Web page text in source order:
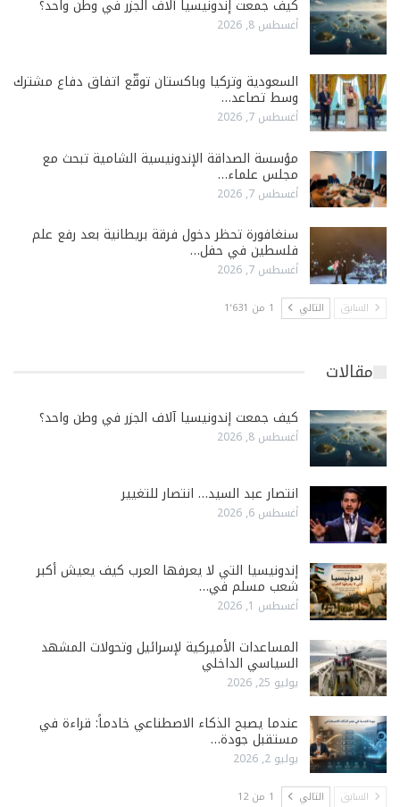
كيف جمعت إندونيسيا آلاف الجزر في وطن واحد؟
أغسطس 8, 2026
السعودية وتركيا وباكستان توقّع اتفاق دفاع مشترك
وسط تصاعد…
أغسطس 7, 2026
مؤسسة الصداقة الإندونيسية الشامية تبحث مع
مجلس علماء…
أغسطس 7, 2026
سنغافورة تحظر دخول فرقة بريطانية بعد رفع علم
فلسطين في حفل…
أغسطس 7, 2026
السابق التالي 1 من 1٬631
مقالات
كيف جمعت إندونيسيا آلاف الجزر في وطن واحد؟
أغسطس 8, 2026
انتصار عبد السيد… انتصار للتغيير
أغسطس 6, 2026
إندونيسيا التي لا يعرفها العرب كيف يعيش أكبر
شعب مسلم في…
أغسطس 1, 2026
المساعدات الأميركية لإسرائيل وتحولات المشهد
السياسي الداخلي
يوليو 25, 2026
عندما يصبح الذكاء الاصطناعي خادماً: قراءة في
مستقبل جودة…
يوليو 2, 2026
السابق التالي 1 من 12